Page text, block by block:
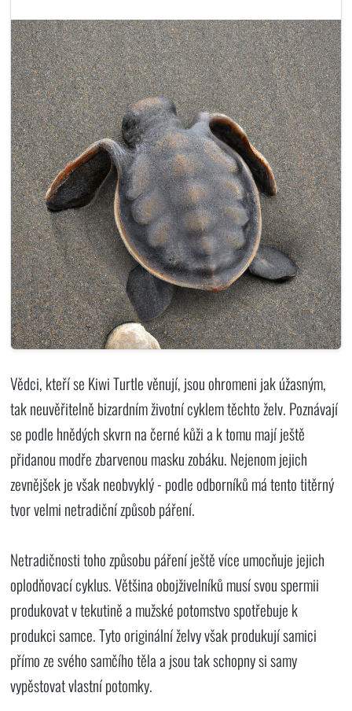
Vědci, kteří se Kiwi Turtle věnují, jsou ohromeni jak úžasným,
tak neuvěřitelně bizardním životní cyklem těchto želv. Poznávají
se podle hnědých skvrn na černé kůži a k tomu mají ještě
přidanou modře zbarvenou masku zobáku. Nejenom jejich
zevnějšek je však neobvyklý - podle odborníků má tento titěrný
tvor velmi netradiční způsob páření.
Netradičnosti toho způsobu páření ještě více umocňuje jejich
oplodňovací cyklus. Většina obojživelníků musí svou spermii
produkovat v tekutině a mužské potomstvo spotřebuje k
produkci samce. Tyto originální želvy však produkují samici
přímo ze svého samčího těla a jsou tak schopny si samy
vypěstovat vlastní potomky.